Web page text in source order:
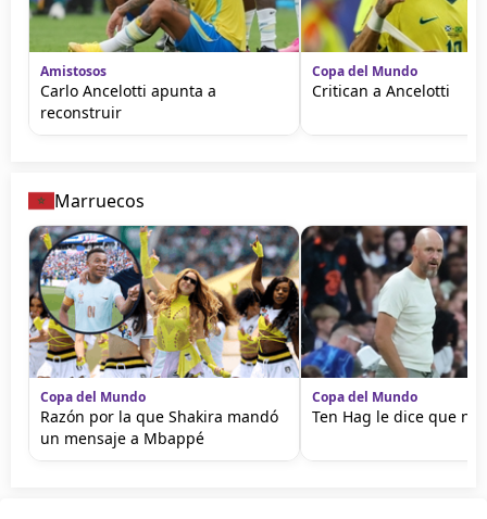
Amistosos
Carlo Ancelotti apunta a
reconstruir
Copa del Mundo
Critican a Ancelotti
Marruecos
Copa del Mundo
Razón por la que Shakira mandó
un mensaje a Mbappé
Copa del Mundo
Ten Hag le dice que no